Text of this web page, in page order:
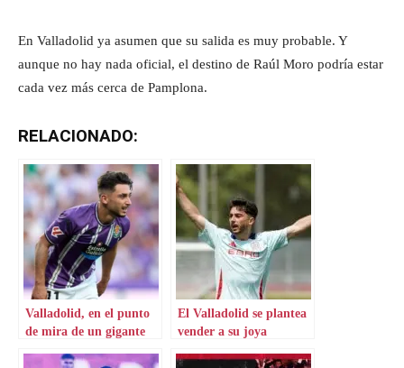
En Valladolid ya asumen que su salida es muy probable. Y
aunque no hay nada oficial, el destino de Raúl Moro podría estar
cada vez más cerca de Pamplona.
RELACIONADO:
Valladolid, en el punto
de mira de un gigante
El Valladolid se plantea
vender a su joya